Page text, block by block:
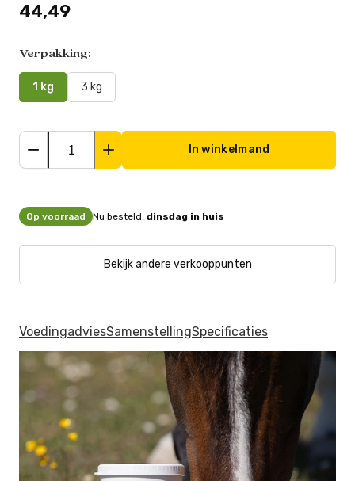
Verpakking:
1 kg 3 kg
44,49
In winkelmand
Op voorraad Nu besteld, dinsdag in huis
Bekijk andere verkooppunten
VoedingadviesSamenstellingSpecificaties